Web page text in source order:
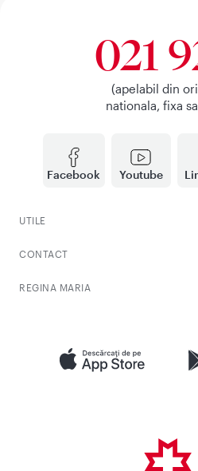
Facebook Youtube
021
(apelabil din
nationala, fixa
UTILE
CONTACT
REGINA MARIA